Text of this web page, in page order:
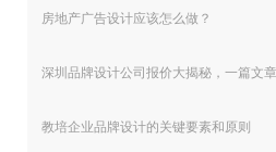
房地产广告设计应该怎么做？
教培企业品牌设计的关键要素和原则